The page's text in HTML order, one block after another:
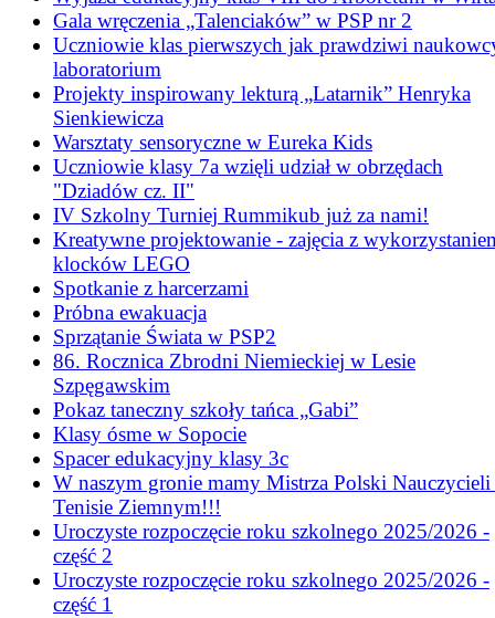
Gala wręczenia „Talenciaków” w PSP nr 2
Uczniowie klas pierwszych jak prawdziwi
laboratorium
Projekty inspirowany lekturą „Latarnik” Henryka
Sienkiewicza
Warsztaty sensoryczne w Eureka Kids
Uczniowie klasy 7a wzięli udział w obrzędach
"Dziadów cz. II"
IV Szkolny Turniej Rummikub już za nami!
Kreatywne projektowanie - zajęcia z
klocków LEGO
Spotkanie z harcerzami
Próbna ewakuacja
Sprzątanie Świata w PSP2
86. Rocznica Zbrodni Niemieckiej w Lesie
Szpęgawskim
Pokaz taneczny szkoły tańca „Gabi”
Klasy ósme w Sopocie
Spacer edukacyjny klasy 3c
W naszym gronie mamy Mistrza Polski
Tenisie Ziemnym!!!
Uroczyste rozpoczęcie roku szkolnego 2025/2026 -
część 2
Uroczyste rozpoczęcie roku szkolnego 2025/2026 -
część 1